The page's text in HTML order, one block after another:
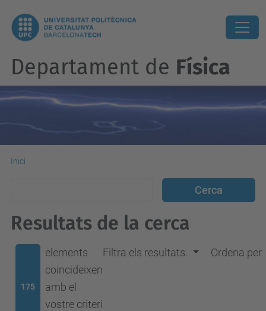
Departament de Física
Inici
Resultats de la cerca
175
elements
coincideixen
amb el
vostre criteri
Filtra els resultats. Ordena per